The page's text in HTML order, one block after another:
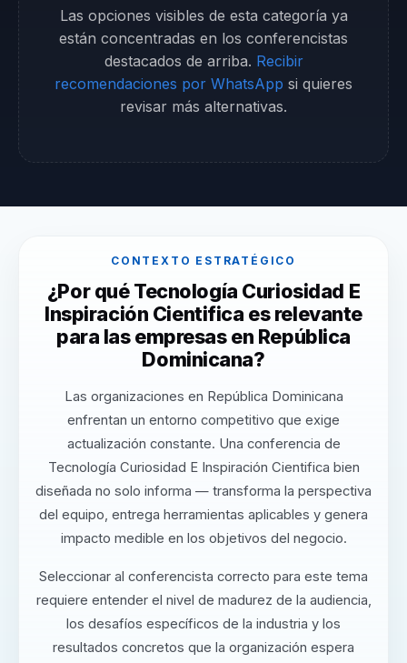
Las opciones visibles de esta categoría ya
están concentradas en los conferencistas
destacados de arriba. Recibir
recomendaciones por WhatsApp si quieres
revisar más alternativas.
CONTEXTO ESTRATÉGICO
¿Por qué Tecnología Curiosidad E
Inspiración Cientifica es relevante
para las empresas en República
Dominicana?
Las organizaciones en República Dominicana
enfrentan un entorno competitivo que exige
actualización constante. Una conferencia de
Tecnología Curiosidad E Inspiración Cientifica bien
diseñada no solo informa — transforma la perspectiva
del equipo, entrega herramientas aplicables y genera
impacto medible en los objetivos del negocio.
Seleccionar al conferencista correcto para este tema
requiere entender el nivel de madurez de la audiencia,
los desafíos específicos de la industria y los
resultados concretos que la organización espera